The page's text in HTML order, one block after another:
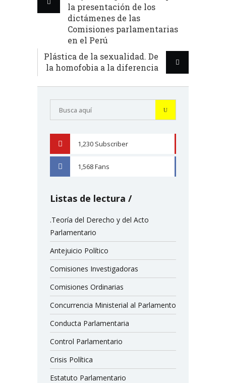
la presentación de los
dictámenes de las
Comisiones parlamentarias
en el Perú
Plástica de la sexualidad. De
la homofobia a la diferencia
1,230 Subscriber
1,568Fans
Listas de lectura
.Teoría del Derecho y del Acto
Parlamentario
Antejuicio Político
Comisiones Investigadoras
Comisiones Ordinarias
Concurrencia Ministerial al Parlamento
Conducta Parlamentaria
Control Parlamentario
Crisis Política
Estatuto Parlamentario